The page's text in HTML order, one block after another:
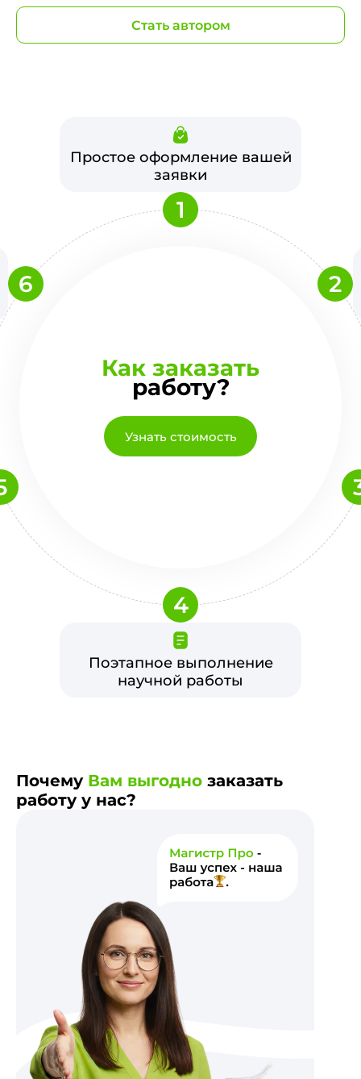
Стать автором
Как заказать
работу?
Узнать стоимость
Простое оформление вашей
заявки
1
2
Поэтапное выполнение
научной работы
4
6
Почему Вам выгодно заказать
работу у нас?